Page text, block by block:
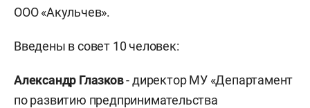
ООО «Акульчев».
Введены в совет 10 человек:
Александр Глазков- директор МУ «Департамент
по развитию предпринимательства